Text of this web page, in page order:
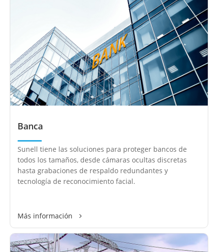
Banca
Sunell tiene las soluciones para proteger bancos de
todos los tamaños, desde cámaras ocultas discretas
hasta grabaciones de respaldo redundantes y
tecnología de reconocimiento facial.
Más información